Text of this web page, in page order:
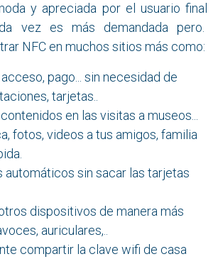
y apreciada por el usuario final
vez es más demandada pero.
NFC en muchos sitios más como:
pago... sin necesidad de
tarjetas..
en las visitas a museos...
fotos, videos a tus amigos, familia
automáticos sin sacar las tarjetas
dispositivos de manera más
auriculares,..
compartir la clave wifi de casa